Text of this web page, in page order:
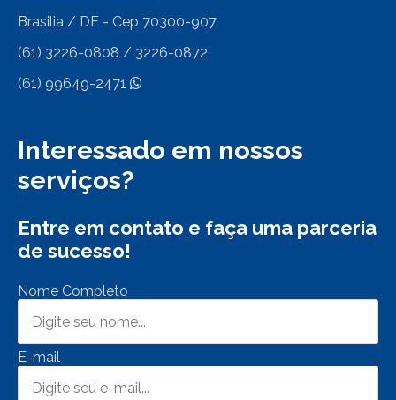
Brasilia / DF - Cep 70300-907
(61) 3226-0808 / 3226-0872
(61) 99649-2471
Interessado em nossos
serviços?
Entre em contato e faça uma parceria
de sucesso!
Nome Completo
E-mail